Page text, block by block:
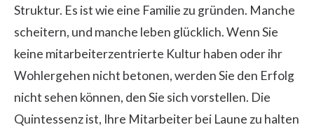
Struktur. Es ist wie eine Familie zu gründen. Manche
scheitern, und manche leben glücklich. Wenn Sie
keine mitarbeiterzentrierte Kultur haben oder ihr
Wohlergehen nicht betonen, werden Sie den Erfolg
nicht sehen können, den Sie sich vorstellen. Die
Quintessenz ist, Ihre Mitarbeiter bei Laune zu halten